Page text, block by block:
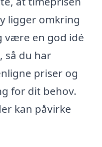
ligger omkring
være en god idé
så du har
priser og
for dit behov.
kan påvirke